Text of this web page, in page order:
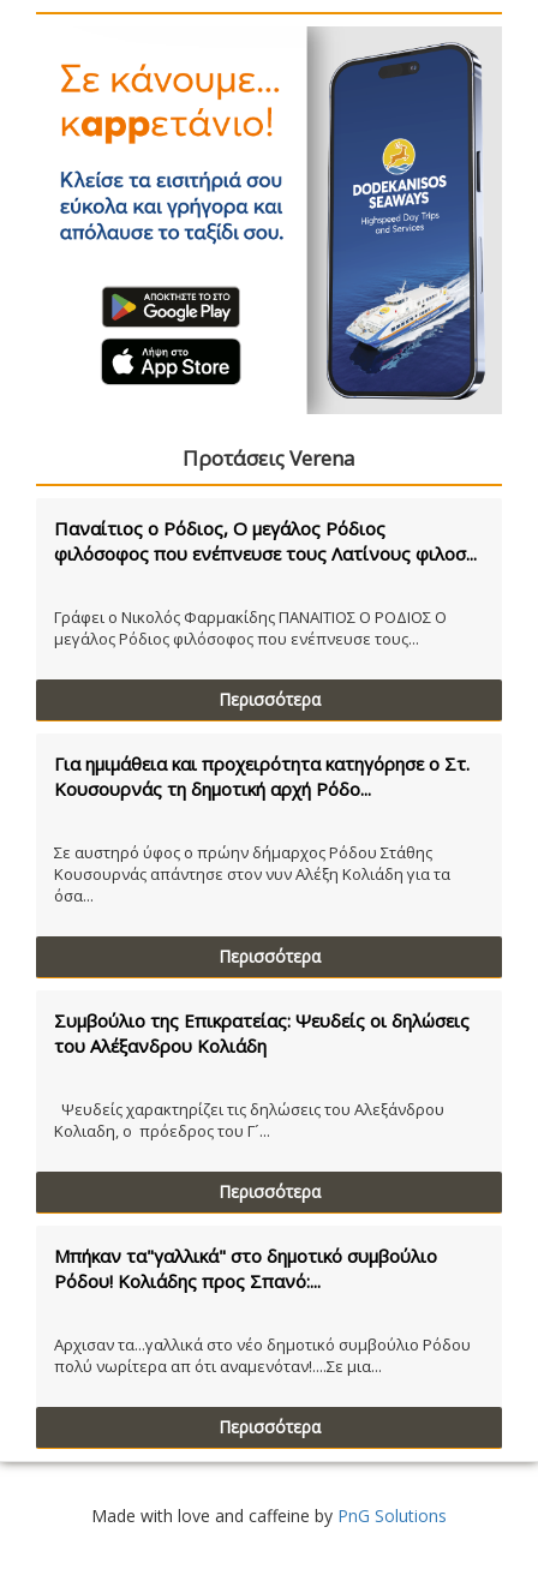
Προτάσεις Verena
Παναίτιος ο Ρόδιος, Ο μεγάλος Ρόδιος
φιλόσοφος που ενέπνευσε τους Λατίνους φιλοσ...
Γράφει ο Νικολός Φαρμακίδης ΠΑΝΑΙΤΙΟΣ Ο ΡΟΔΙΟΣ Ο
μεγάλος Ρόδιος φιλόσοφος που ενέπνευσε τους...
Περισσότερα
Για ημιμάθεια και προχειρότητα κατηγόρησε ο Στ.
Κουσουρνάς τη δημοτική αρχή Ρόδο...
Σε αυστηρό ύφος ο πρώην δήμαρχος Ρόδου Στάθης
Κουσουρνάς απάντησε στον νυν Αλέξη Κολιάδη για τα
όσα...
Περισσότερα
Συμβούλιο της Επικρατείας: Ψευδείς οι δηλώσεις
του Αλέξανδρου Κολιάδη
Ψευδείς χαρακτηρίζει τις δηλώσεις του Αλεξάνδρου
Κολιαδη, ο πρόεδρος του Γ´...
Περισσότερα
Μπήκαν τα"γαλλικά" στο δημοτικό συμβούλιο
Ρόδου! Κολιάδης προς Σπανό:...
Αρχισαν τα...γαλλικά στο νέο δημοτικό συμβούλιο Ρόδου
πολύ νωρίτερα απ ότι αναμενόταν!....Σε μια...
Περισσότερα
Made with love and caffeine by PnG Solutions